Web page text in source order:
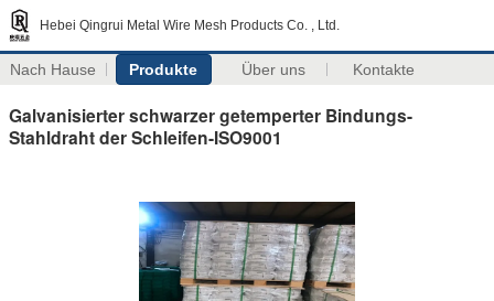
Hebei Qingrui Metal Wire Mesh Products Co. , Ltd.
Nach Hause Produkte Über uns Kontakte
Galvanisierter schwarzer getemperter Bindungs-
Stahldraht der Schleifen-ISO9001